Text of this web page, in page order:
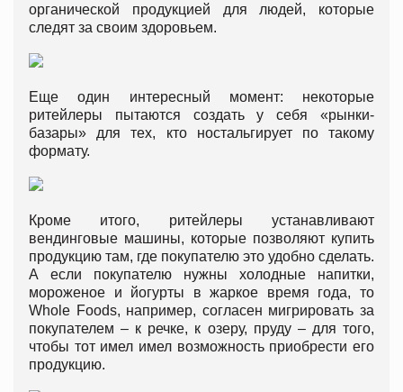
органической продукцией для людей, которые
следят за своим здоровьем.
Еще один интересный момент: некоторые
ритейлеры пытаются создать у себя «рынки-
базары» для тех, кто ностальгирует по такому
формату.
Кроме итого, ритейлеры устанавливают
вендинговые машины, которые позволяют купить
продукцию там, где покупателю это удобно сделать.
А если покупателю нужны холодные напитки,
мороженое и йогурты в жаркое время года, то
Whole Foods, например, согласен мигрировать за
покупателем – к речке, к озеру, пруду – для того,
чтобы тот имел имел возможность приобрести его
продукцию.